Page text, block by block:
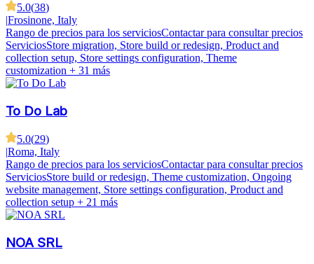
5.0(38)
|Frosinone, Italy
Rango de precios para los serviciosContactar para consultar precios
ServiciosStore migration, Store build or redesign, Product and
collection setup, Store settings configuration, Theme
customization + 31 más
To Do Lab
5.0(29)
|Roma, Italy
Rango de precios para los serviciosContactar para consultar precios
ServiciosStore build or redesign, Theme customization, Ongoing
website management, Store settings configuration, Product and
collection setup + 21 más
NOA SRL